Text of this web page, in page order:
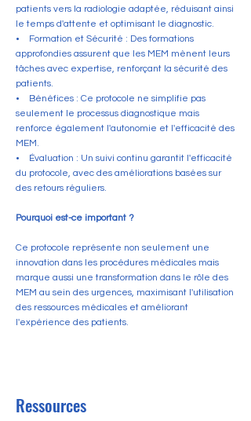
patients vers la radiologie adaptée, réduisant ainsi
le temps d'attente et optimisant le diagnostic.
• Formation et Sécurité : Des formations
approfondies assurent que les MEM mènent leurs
tâches avec expertise, renforçant la sécurité des
patients.
• Bénéfices : Ce protocole ne simplifie pas
seulement le processus diagnostique mais
renforce également l'autonomie et l'efficacité des
MEM.
• Évaluation : Un suivi continu garantit l'efficacité
du protocole, avec des améliorations basées sur
des retours réguliers.
Pourquoi est-ce important ?
Ce protocole représente non seulement une
innovation dans les procédures médicales mais
marque aussi une transformation dans le rôle des
MEM au sein des urgences, maximisant l'utilisation
des ressources médicales et améliorant
l'expérience des patients.
Ressources